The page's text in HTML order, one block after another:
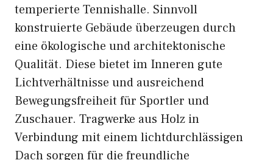
temperierte Tennishalle. Sinnvoll
konstruierte Gebäude überzeugen durch
eine ökologische und architektonische
Qualität. Diese bietet im Inneren gute
Lichtverhältnisse und ausreichend
Bewegungsfreiheit für Sportler und
Zuschauer. Tragwerke aus Holz in
Verbindung mit einem lichtdurchlässigen
Dach sorgen für die freundliche